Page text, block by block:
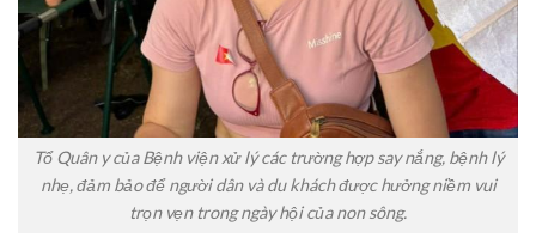
Tổ Quân y của Bệnh viện xử lý các trường hợp say nắng, bệnh lý
nhẹ, đảm bảo để người dân và du khách được hưởng niềm vui
trọn vẹn trong ngày hội của non sông.